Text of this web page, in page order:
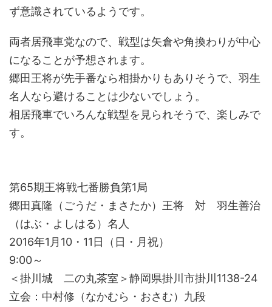
ず意識されているようです。
両者居飛車党なので、戦型は矢倉や角換わりが中心
になることが予想されます。
郷田王将が先手番なら相掛かりもありそうで、羽生
名人なら避けることは少ないでしょう。
相居飛車でいろんな戦型を見られそうで、楽しみで
す。
第65期王将戦七番勝負第1局
郷田真隆（ごうだ・まさたか）王将 対 羽生善治
（はぶ・よしはる）名人
2016年1月10・11日（日・月祝）
9:00～
＜掛川城 二の丸茶室＞静岡県掛川市掛川1138-24
立会：中村修（なかむら・おさむ）九段